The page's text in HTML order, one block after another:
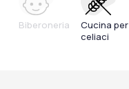
Biberoneria
Cucina per
celiaci